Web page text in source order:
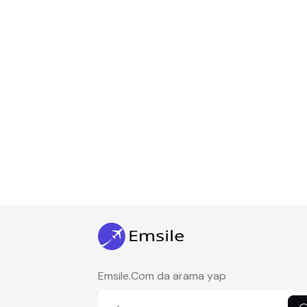
Emsile.Com da arama yap